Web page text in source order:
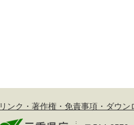
リンク・著作権・免責事項・ダウン